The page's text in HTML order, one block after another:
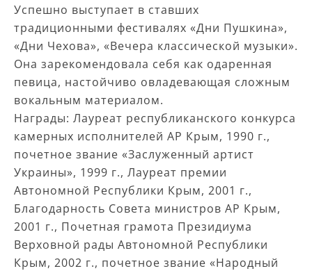
Успешно выступает в ставших
традиционными фестивалях «Дни Пушкина»,
«Дни Чехова», «Вечера классической музыки».
Она зарекомендовала себя как одаренная
певица, настойчиво овладевающая сложным
вокальным материалом.
Награды: Лауреат республиканского конкурса
камерных исполнителей АР Крым, 1990 г.,
почетное звание «Заслуженный артист
Украины», 1999 г., Лауреат премии
Автономной Республики Крым, 2001 г.,
Благодарность Совета министров АР Крым,
2001 г., Почетная грамота Президиума
Верховной рады Автономной Республики
Крым, 2002 г., почетное звание «Народный